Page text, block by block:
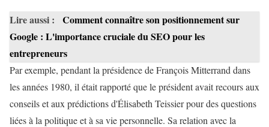
Lire aussi :
Comment connaître son positionnement sur
Google : L'importance cruciale du SEO pour les
entrepreneurs
Par exemple, pendant la présidence de François Mitterrand dans
les années 1980, il était rapporté que le président avait recours aux
conseils et aux prédictions d'Élisabeth Teissier pour des questions
liées à la politique et à sa vie personnelle. Sa relation avec la